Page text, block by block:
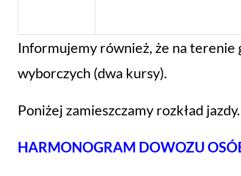
Informujemy również, że na terenie
wyborczych (dwa kursy).
Poniżej zamieszczamy rozkład jazdy.
HARMONOGRAM DOWOZU